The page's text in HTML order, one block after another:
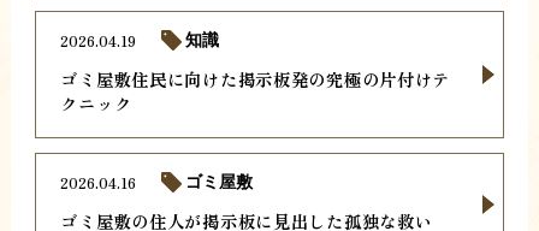
ゴミ屋敷住民に向けた掲示板発の究極の片付けテ
クニック
2026.04.19 知識
ゴミ屋敷の住人が掲示板に見出した孤独な救い
2026.04.16 ゴミ屋敷